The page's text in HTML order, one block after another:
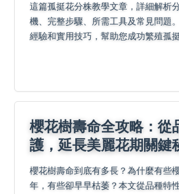
這篇孤挺花分株教學文章，詳細解析
機、完整步驟、所需工具及常見問題
經驗和實用技巧，幫助您成功繁殖孤
櫻花樹壽命全攻略：從
護，延長美麗花期關鍵
櫻花樹壽命到底有多長？為什麼有些
年，有些卻早早枯萎？本文從品種特